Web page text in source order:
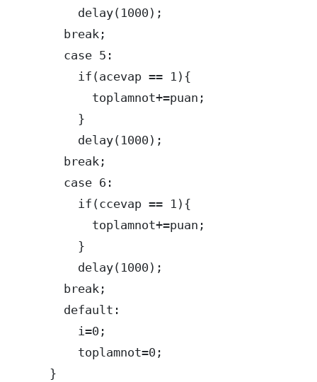
          delay(1000);
        break;
        case 5:
          if(acevap == 1){
            toplamnot+=puan;
          }
          delay(1000);
        break;
        case 6:
          if(ccevap == 1){
            toplamnot+=puan;
          }
          delay(1000);
        break;
        default:
          i=0;
          toplamnot=0;
      }